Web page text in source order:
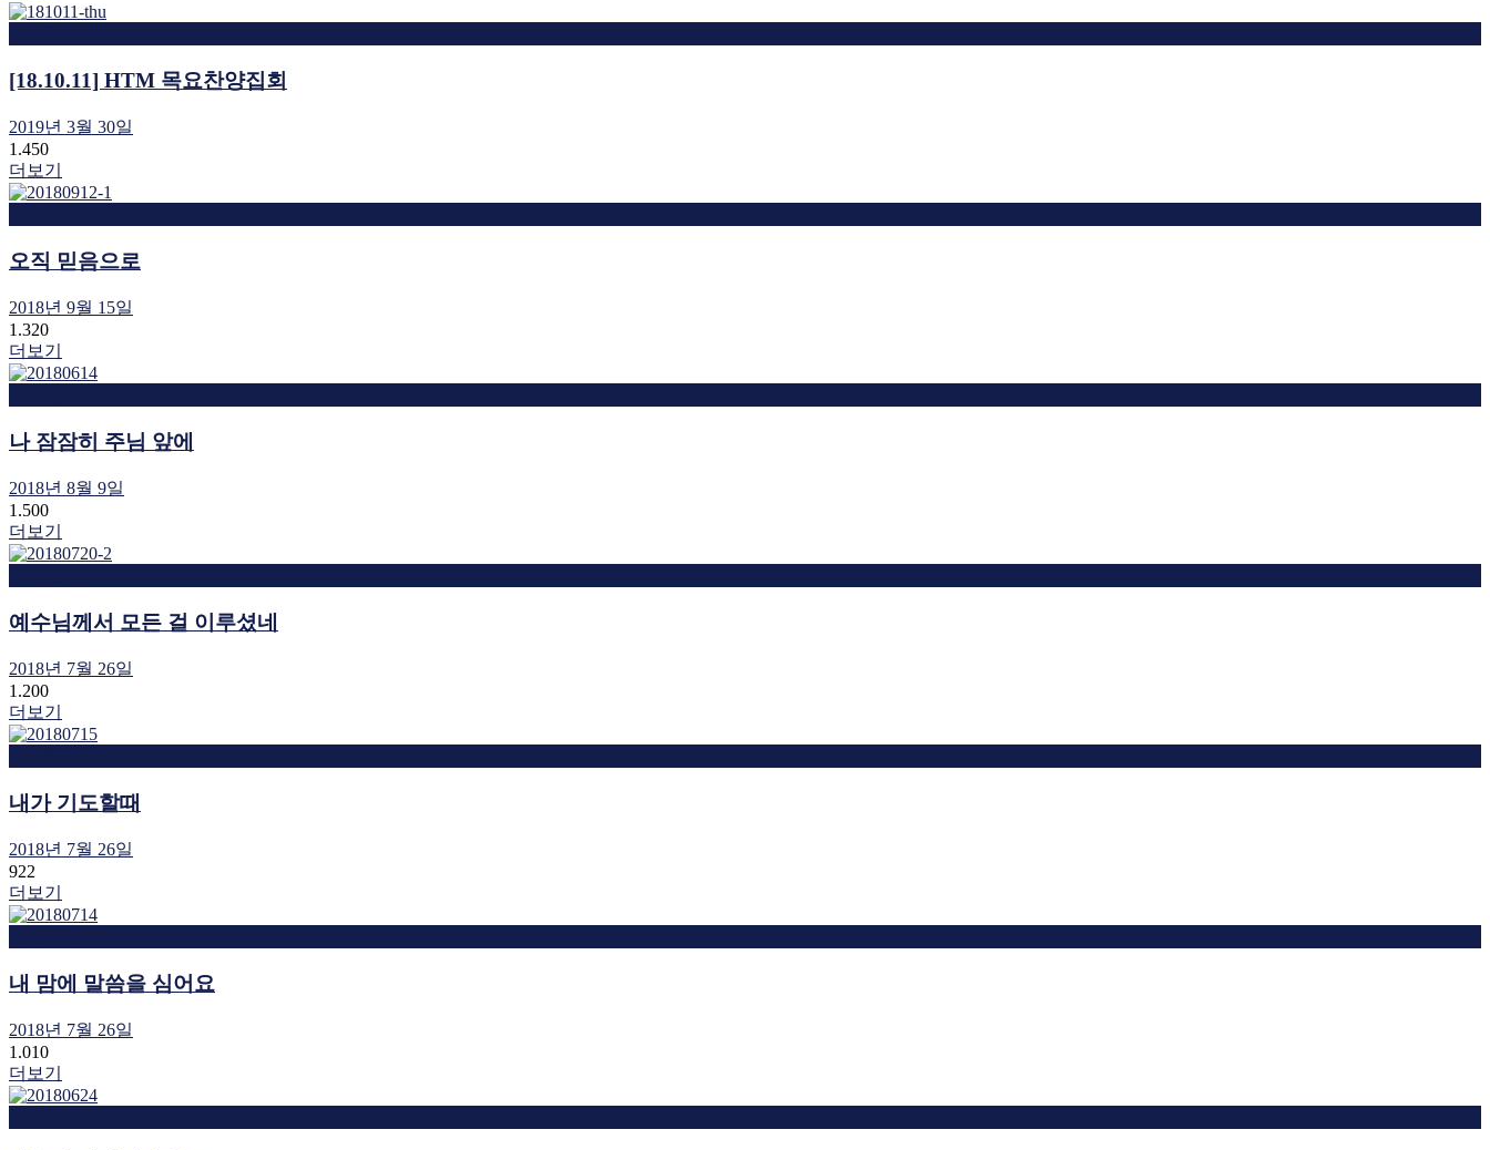
[18.10.11] HTM 목요찬양집회
2019년 3월 30일
1.450
더보기
오직 믿음으로
2018년 9월 15일
1.320
더보기
나 잠잠히 주님 앞에
2018년 8월 9일
1.500
더보기
예수님께서 모든 걸 이루셨네
2018년 7월 26일
1.200
더보기
내가 기도할때
2018년 7월 26일
922
더보기
내 맘에 말씀을 심어요
2018년 7월 26일
1.010
더보기